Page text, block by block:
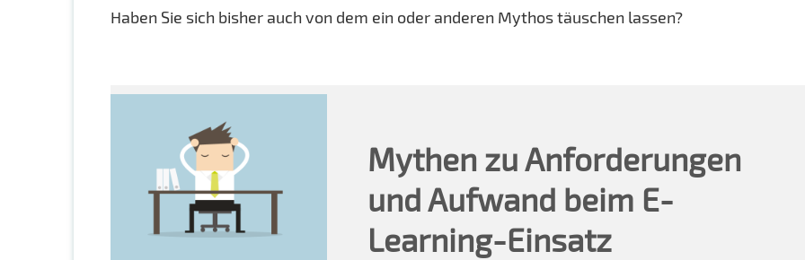
Haben Sie sich bisher auch von dem ein oder anderen Mythos täuschen lassen?
Mythen zu Anforderungen
und Aufwand beim E-
Learning-Einsatz